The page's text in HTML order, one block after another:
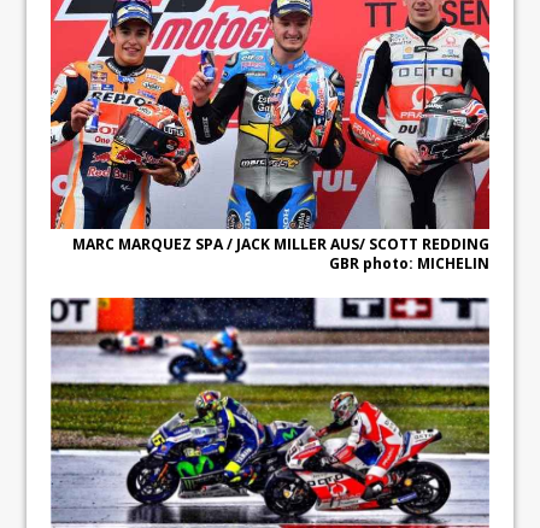
MARC MARQUEZ SPA / JACK MILLER AUS/ SCOTT REDDING
GBR photo: MICHELIN